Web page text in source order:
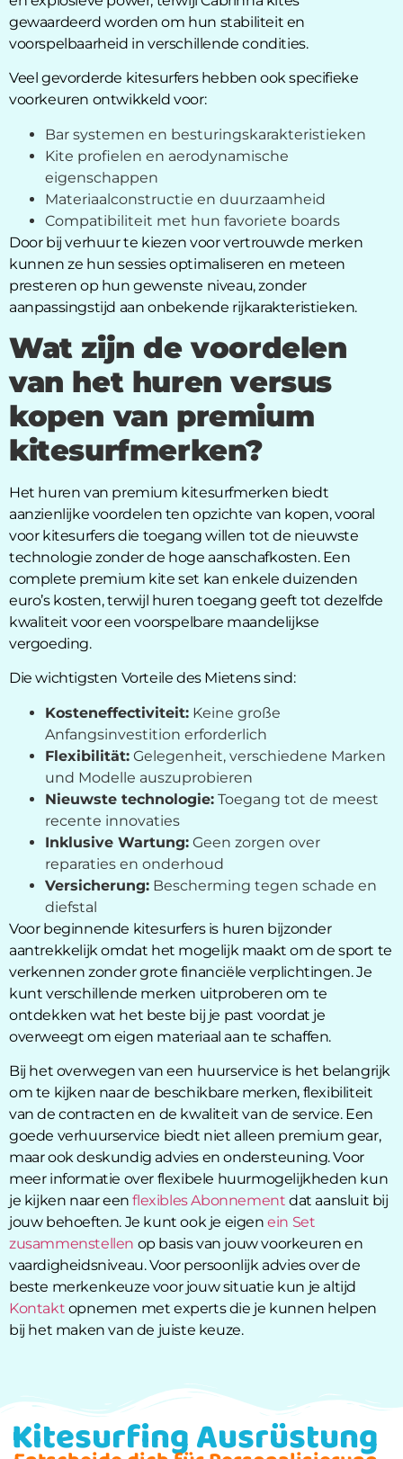
gewaardeerd worden om hun stabiliteit en
voorspelbaarheid in verschillende condities.
Veel gevorderde kitesurfers hebben ook specifieke
voorkeuren ontwikkeld voor:
Bar systemen en besturingskarakteristieken
Kite profielen en aerodynamische
eigenschappen
Materiaalconstructie en duurzaamheid
Compatibiliteit met hun favoriete boards
Door bij verhuur te kiezen voor vertrouwde merken
kunnen ze hun sessies optimaliseren en meteen
presteren op hun gewenste niveau, zonder
aanpassingstijd aan onbekende rijkarakteristieken.
Wat zijn de voordelen
van het huren versus
kopen van premium
kitesurfmerken?
Het huren van premium kitesurfmerken biedt
aanzienlijke voordelen ten opzichte van kopen, vooral
voor kitesurfers die toegang willen tot de nieuwste
technologie zonder de hoge aanschafkosten. Een
complete premium kite set kan enkele duizenden
euro’s kosten, terwijl huren toegang geeft tot dezelfde
kwaliteit voor een voorspelbare maandelijkse
vergoeding.
Die wichtigsten Vorteile des Mietens sind:
Kosteneffectiviteit: Keine große
Anfangsinvestition erforderlich
Flexibilität: Gelegenheit, verschiedene Marken
und Modelle auszuprobieren
Nieuwste technologie: Toegang tot de meest
recente innovaties
Inklusive Wartung: Geen zorgen over
reparaties en onderhoud
Versicherung: Bescherming tegen schade en
diefstal
Voor beginnende kitesurfers is huren bijzonder
aantrekkelijk omdat het mogelijk maakt om de sport te
verkennen zonder grote financiële verplichtingen. Je
kunt verschillende merken uitproberen om te
ontdekken wat het beste bij je past voordat je
overweegt om eigen materiaal aan te schaffen.
Bij het overwegen van een huurservice is het belangrijk
om te kijken naar de beschikbare merken, flexibiliteit
van de contracten en de kwaliteit van de service. Een
goede verhuurservice biedt niet alleen premium gear,
maar ook deskundig advies en ondersteuning. Voor
meer informatie over flexibele huurmogelijkheden kun
je kijken naar eenflexibles Abonnement dat aansluit bij
jouw behoeften. Je kunt ook je eigenein Set
zusammenstellen op basis van jouw voorkeuren en
vaardigheidsniveau. Voor persoonlijk advies over de
beste merkenkeuze voor jouw situatie kun je altijd
Kontakt opnemen met experts die je kunnen helpen
bij het maken van de juiste keuze.
Kitesurfing Ausrüstung